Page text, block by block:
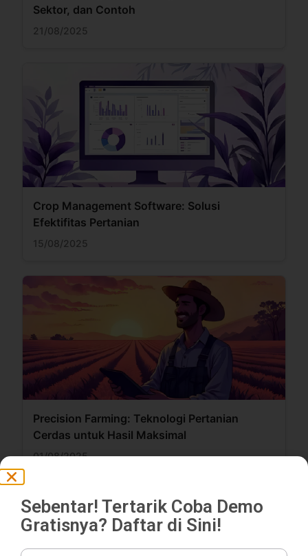
Sektor, dan Contoh
21/08/2025
Crop Management Software: Solusi
Efektifitas Pertanian
15/08/2025
Precision Farming: Teknologi Pertanian
Cerdas untuk Hasil Maksimal
01/08/2025
Sebentar! Tertarik Coba Demo
Gratisnya? Daftar di Sini!